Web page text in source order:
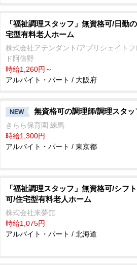
「福祉調理スタッフ」無資格可/日勤
宅型有料老人ホーム
株式会社アテンダント/アプリシェイトフ
ド阿倍野
時給1,260円～
アルバイト・パート / 大阪府
NEW 無資格可の調理師/調理スタッ
きらら保育園 練馬
時給1,300円
アルバイト・パート / 東京都
「福祉調理スタッフ」無資格可/シフ
可/住宅型有料老人ホーム
株式会社来夢舘
時給1,075円
アルバイト・パート / 北海道